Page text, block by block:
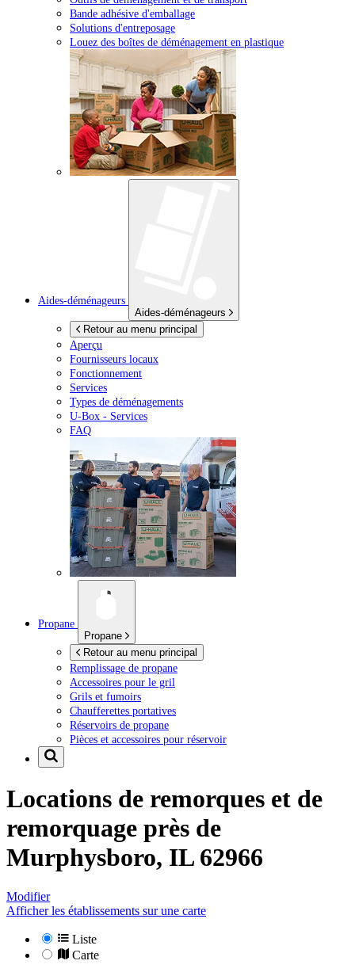
Bande adhésive d'emballage
Solutions d'entreposage
Louez des boîtes de déménagement en plastique
Aides-déménageurs
Aides-déménageurs
Retour au menu principal
Aperçu
Fournisseurs locaux
Fonctionnement
Services
Types de déménagements
U-Box - Services
FAQ
Propane
Propane
Retour au menu principal
Remplissage de propane
Accessoires pour le gril
Grils et fumoirs
Chaufferettes portatives
Réservoirs de propane
Pièces et accessoires pour réservoir
Locations de remorques et de
remorquage près de
Murphysboro, IL 62966
Modifier
Afficher les établissements sur une carte
Liste
Carte